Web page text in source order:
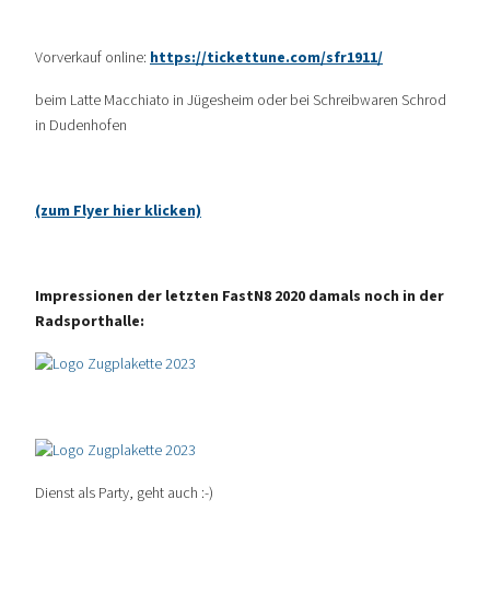
Vorverkauf online: https://tickettune.com/sfr1911/
beim Latte Macchiato in Jügesheim oder bei Schreibwaren Schrod
in Dudenhofen
(zum Flyer hier klicken)
Impressionen der letzten FastN8 2020 damals noch in der
Radsporthalle:
Dienst als Party, geht auch :-)